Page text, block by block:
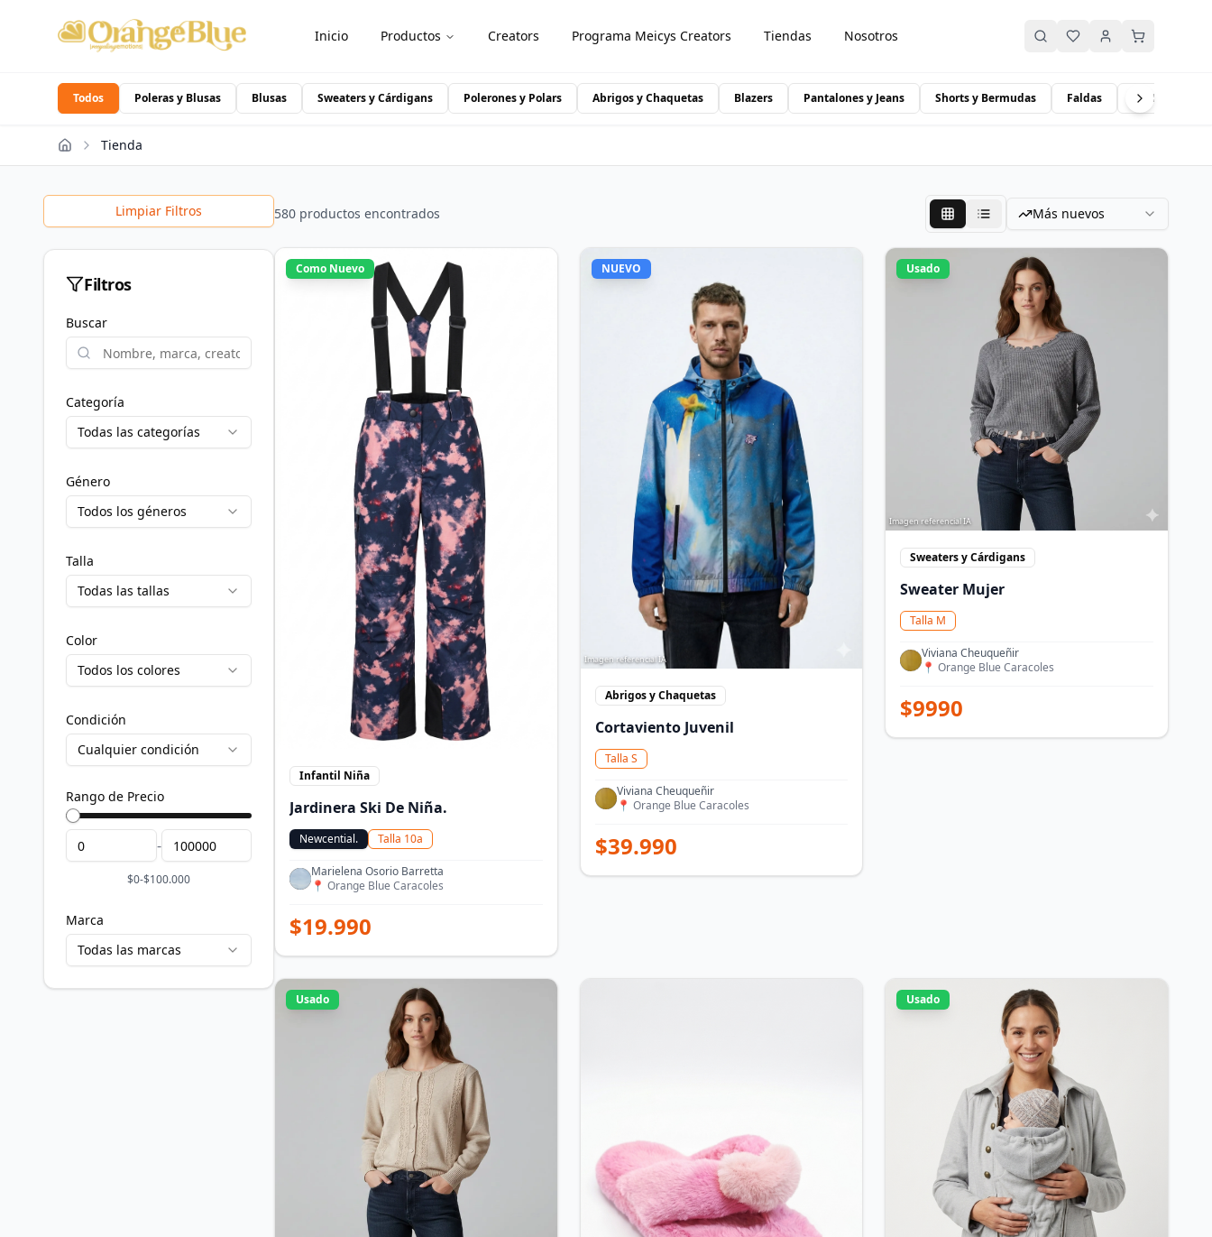
Inicio Productos Creators Programa Meicys Creators Tiendas Nosotros
Todos Poleras y Blusas Blusas Sweaters y Cárdigans Polerones y Polars Abrigos y Chaquetas Blazers Pantalones y Jeans Shorts y Bermudas Faldas Vestidos
Tienda
Limpiar Filtros
Filtros
Buscar
Categoría
Todas las categorías
Género
Todos los géneros
Talla
Todas las tallas
Color
Todos los colores
Condición
Cualquier condición
Rango de Precio
-
$0-$100.000
Marca
Todas las marcas
580 productos encontrados Más nuevos
Como Nuevo
Infantil Niña
Jardinera Ski De Niña.
Newcential. Talla 10a
Marielena Osorio Barretta
📍 Orange Blue Caracoles
$19.990
Imagen referencial IA
NUEVO
Abrigos y Chaquetas
Cortaviento Juvenil
Talla S
Viviana Cheuqueñir
📍 Orange Blue Caracoles
$39.990
Imagen referencial IA
Usado
Sweaters y Cárdigans
Sweater Mujer
Talla M
Viviana Cheuqueñir
📍Orange Blue Caracoles
$9990
Usado Usado